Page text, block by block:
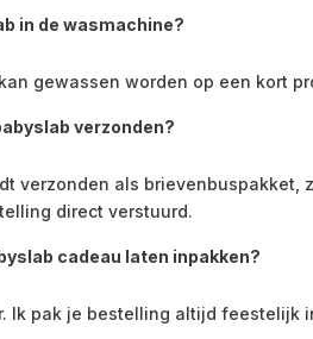
in de wasmachine?
gewassen worden op een kort
verzonden?
verzonden als brievenbuspakket,
direct verstuurd.
cadeau laten inpakken?
Ik pak je bestelling altijd feestelijk